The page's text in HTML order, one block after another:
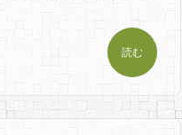
読む